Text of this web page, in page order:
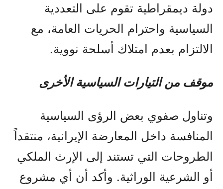
دولة ديمقراطية تقوم على التعددية
السياسية واحترام الحريات العامة، مع
الالتزام بعدم امتلاك أسلحة نووية.
موقف من التيارات السياسية الأخرى
وتناول صفوي بعض الرؤى السياسية
المنافسة داخل المعارضة الإيرانية، منتقداً
الطروحات التي تستند إلى الإرث الملكي
أو الشرعية الوراثية. وأكد أن أي مشروع